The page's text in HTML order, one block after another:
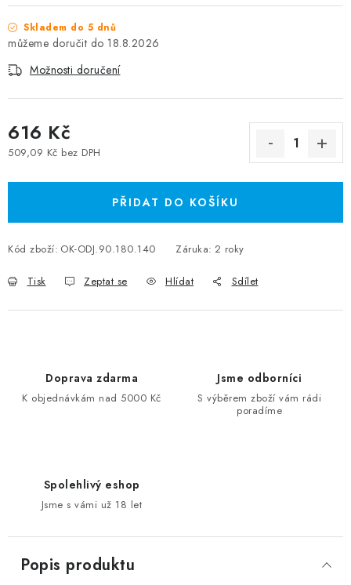
Skladem do 5 dnů
18.8.2026
Možnosti doručení
616 Kč
509,09 Kč bez DPH
PŘIDAT DO KOŠÍKU
Kód zboží: OK-ODJ.90.180.140 Záruka: 2 roky
Tisk Zeptat se Hlídat Sdílet
Doprava zdarma
K objednávkám nad 5000 Kč
Jsme odborníci
S výběrem zboží vám rádi
poradíme
Spolehlivý eshop
Jsme s vámi už 18 let
Popis produktu